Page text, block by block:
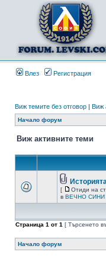
Влез Регистрация
Виж темите без отговор | Виж
Начало форум
Виж активните теми
[ Отиди на
в ВЕЧНО СИНИ
Страница 1 от 1 [ Търсенето
Начало форум